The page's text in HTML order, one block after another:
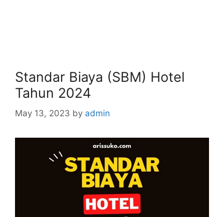
Standar Biaya (SBM) Hotel
Tahun 2024
May 13, 2023 by admin